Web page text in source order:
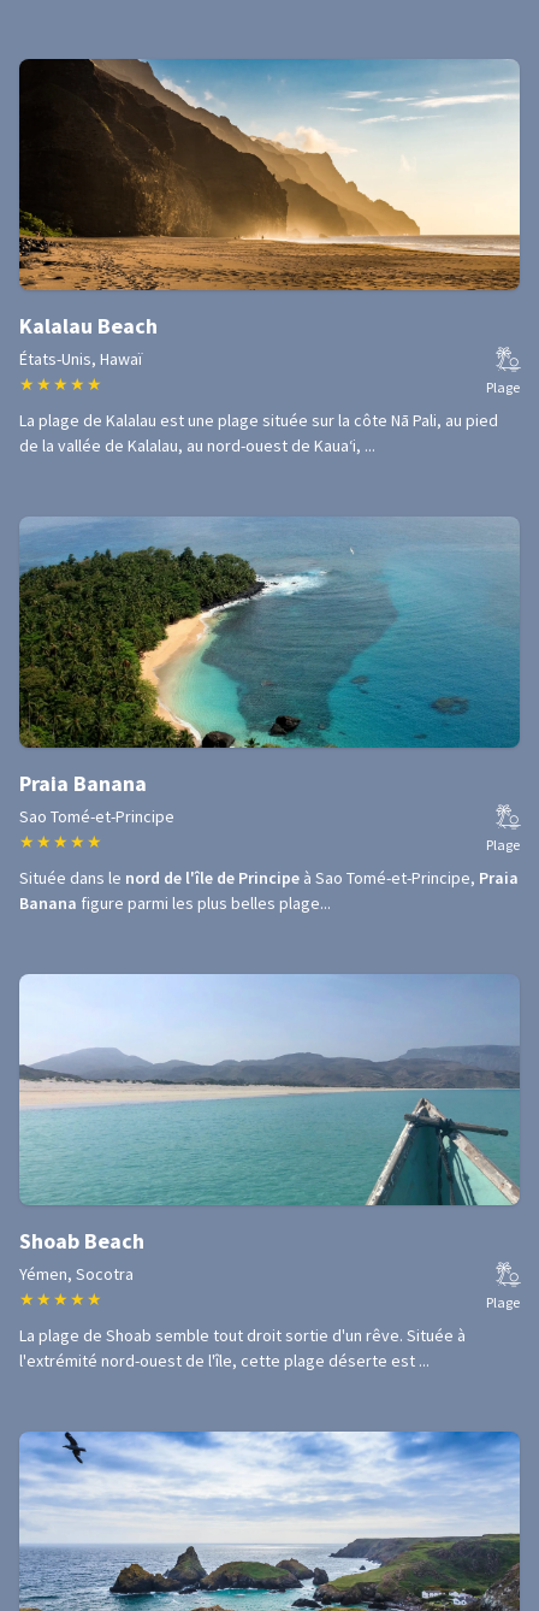
Kalalau Beach
États-Unis, Hawaï
★ ★ ★ ★ ★ Plage
La plage de Kalalau est une plage située sur la côte Nā Pali, au pied
de la vallée de Kalalau, au nord-ouest de Kauaʻi, ...
Praia Banana
Sao Tomé-et-Principe
★ ★ ★ ★ ★ Plage
Située dans le nord de l'île de Principe à Sao Tomé-et-Principe, Praia
Banana figure parmi les plus belles plage...
Shoab Beach
Yémen, Socotra
★ ★ ★ ★ ★ Plage
La plage de Shoab semble tout droit sortie d'un rêve. Située à
l'extrémité nord-ouest de l'île, cette plage déserte est ...